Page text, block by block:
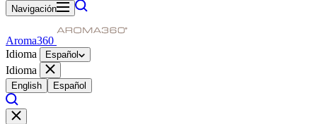
Navigación
Aroma360
Idioma
Español
Idioma
English Español